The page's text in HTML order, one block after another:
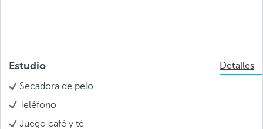
Estudio
Detalles
Secadora de pelo
Teléfono
Juego café y té